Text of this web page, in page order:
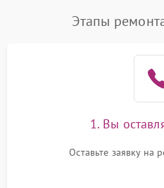
Неисправность системы
охлаждения
индикатора работы
Поломка системы
Этапы
1. Вы
Оставьте заявку на